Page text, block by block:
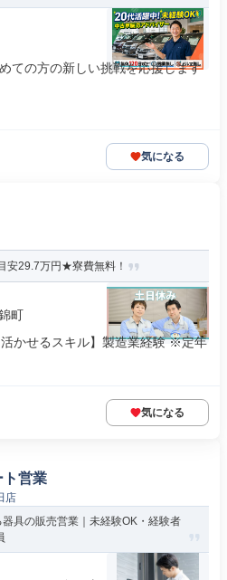
ての方の新しい挑戦を応援します
気になる
29.7万円★寮費無料！
町
かせるスキル】製造業経験 ※定年
気になる
ト営業
店
具の販売営業｜未経験OK・経験者